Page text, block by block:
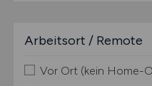
Arbeitsort / Remote
Vor Ort (kein Home-